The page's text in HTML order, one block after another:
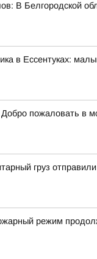
В Белгородской
в Ессентуках:
пожаловать в
груз
режим